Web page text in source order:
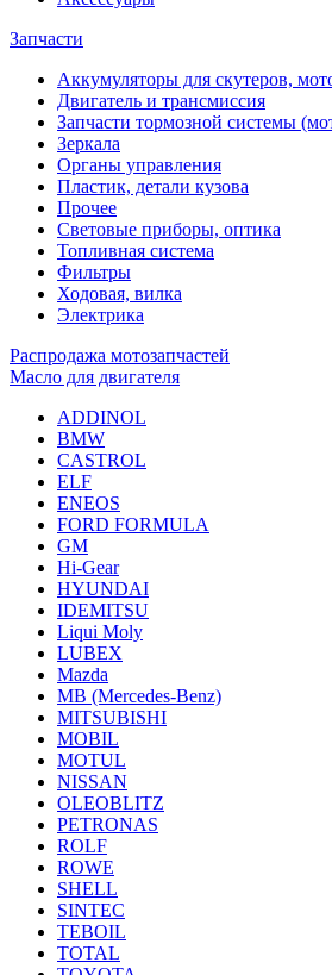
Запчасти
Аккумуляторы для скутеров,
Двигатель и трансмиссия
Запчасти тормозной системы
Зеркала
Органы управления
Пластик, детали кузова
Прочее
Световые приборы, оптика
Топливная система
Фильтры
Ходовая, вилка
Электрика
Распродажа мотозапчастей
Масло для двигателя
ADDINOL
BMW
CASTROL
ELF
ENEOS
FORD FORMULA
GM
Hi-Gear
HYUNDAI
IDEMITSU
Liqui Moly
LUBEX
Mazda
MB (Mercedes-Вenz)
MITSUBISHI
MOBIL
MOTUL
NISSAN
OLEOBLITZ
PETRONAS
ROLF
ROWE
SHELL
SINTEC
TEBOIL
TOTAL